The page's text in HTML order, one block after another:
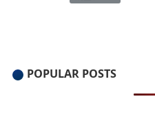
POPULAR POSTS